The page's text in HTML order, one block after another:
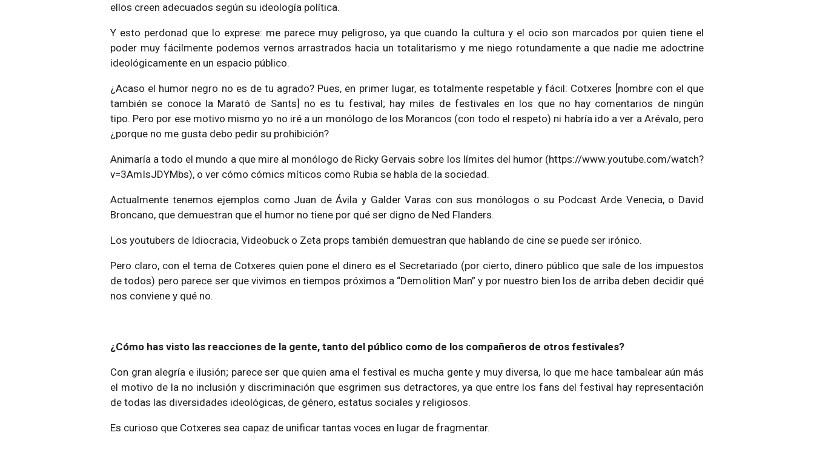
ellos creen adecuados según su ideología política.
Y esto perdonad que lo exprese: me parece muy peligroso, ya que cuando la cultura y el ocio son marcados por quien tiene el
poder muy fácilmente podemos vernos arrastrados hacia un totalitarismo y me niego rotundamente a que nadie me adoctrine
ideológicamente en un espacio público.
¿Acaso el humor negro no es de tu agrado? Pues, en primer lugar, es totalmente respetable y fácil: Cotxeres [nombre con el que
también se conoce la Marató de Sants] no es tu festival; hay miles de festivales en los que no hay comentarios de ningún
tipo. Pero por ese motivo mismo yo no iré a un monólogo de los Morancos (con todo el respeto) ni habría ido a ver a Arévalo, pero
¿porque no me gusta debo pedir su prohibición?
Animaría a todo el mundo a que mire al monólogo de Ricky Gervais sobre los límites del humor (https://www.youtube.com/watch?
v=3AmIsJDYMbs), o ver cómo cómics míticos como Rubia se habla de la sociedad.
Actualmente tenemos ejemplos como Juan de Ávila y Galder Varas con sus monólogos o su Podcast Arde Venecia, o David
Broncano, que demuestran que el humor no tiene por qué ser digno de Ned Flanders.
Los youtubers de Idiocracia, Videobuck o Zeta props también demuestran que hablando de cine se puede ser irónico.
Pero claro, con el tema de Cotxeres quien pone el dinero es el Secretariado (por cierto, dinero público que sale de los impuestos
de todos) pero parece ser que vivimos en tiempos próximos a “Demolition Man” y por nuestro bien los de arriba deben decidir qué
nos conviene y qué no.
¿Cómo has visto las reacciones de la gente, tanto del público como de los compañeros de otros festivales?
Con gran alegría e ilusión; parece ser que quien ama el festival es mucha gente y muy diversa, lo que me hace tambalear aún más
el motivo de la no inclusión y discriminación que esgrimen sus detractores, ya que entre los fans del festival hay representación
de todas las diversidades ideológicas, de género, estatus sociales y religiosos.
Es curioso que Cotxeres sea capaz de unificar tantas voces en lugar de fragmentar.